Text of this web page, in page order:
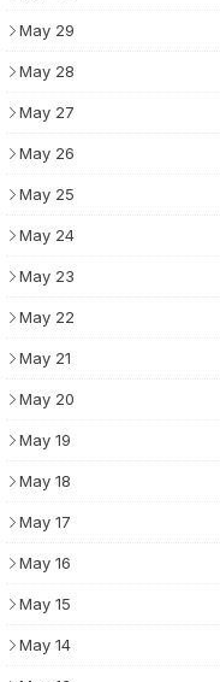
May 29
May 28
May 27
May 26
May 25
May 24
May 23
May 22
May 21
May 20
May 19
May 18
May 17
May 16
May 15
May 14